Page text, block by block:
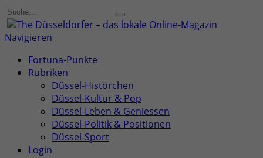
Navigieren
Fortuna-Punkte
Rubriken
Düssel-Histörchen
Düssel-Kultur & Pop
Düssel-Leben & Geniessen
Düssel-Politik & Positionen
Düssel-Sport
Login